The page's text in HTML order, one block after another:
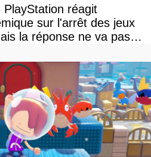
réagit
sur l'arrêt des jeux
la réponse ne va pas